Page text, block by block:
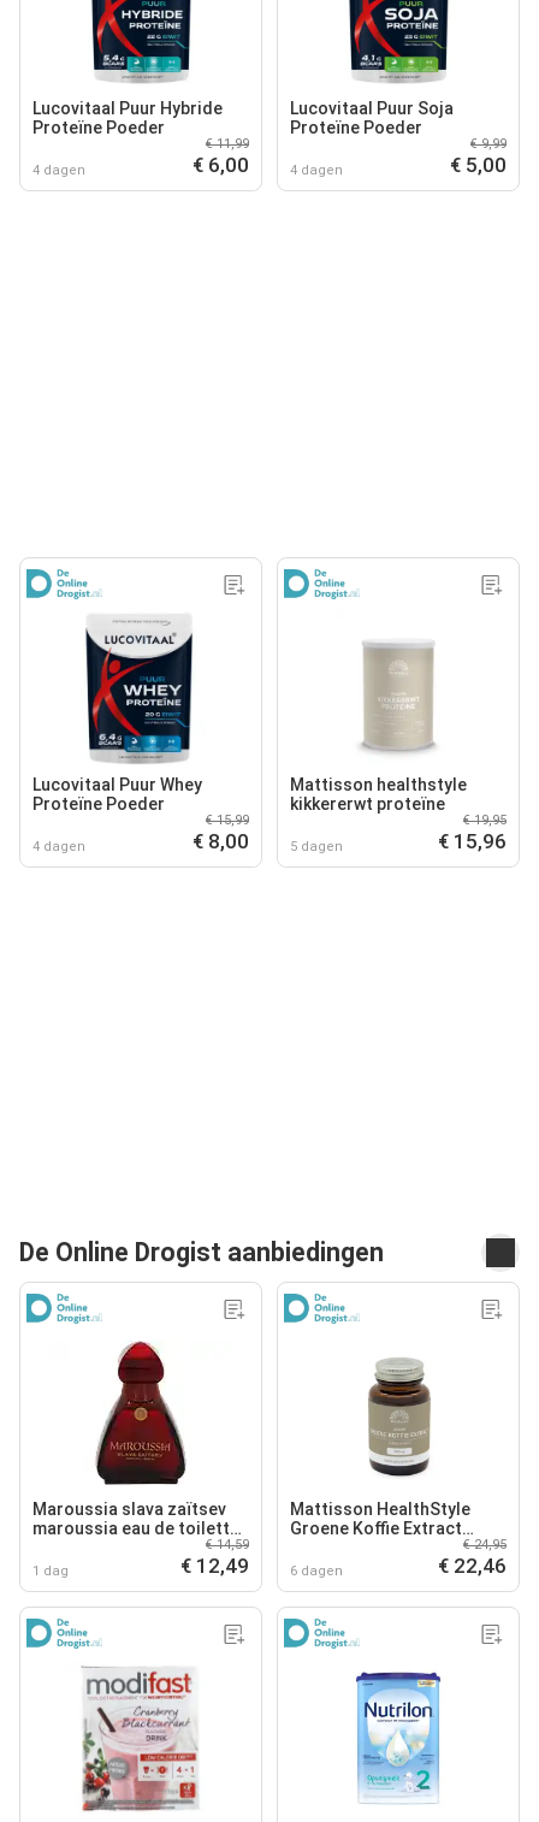
Lucovitaal Puur Hybride
Proteïne Poeder
4 dagen
€ 11,99
€ 6,00
Lucovitaal Puur Soja
Proteïne Poeder
4 dagen
€ 9,99
€ 5,00
Lucovitaal Puur Whey
Proteïne Poeder
4 dagen
€ 15,99
€ 8,00
Mattisson healthstyle
kikkererwt proteïne
5 dagen
€ 19,95
€ 15,96
De Online Drogist aanbiedingen
Maroussia slava zaïtsev
maroussia eau de toilette
1 dag
€ 14,59
€ 12,49
Mattisson HealthStyle
Groene Koffie Extract
6 dagen
€ 24,95
€ 22,46